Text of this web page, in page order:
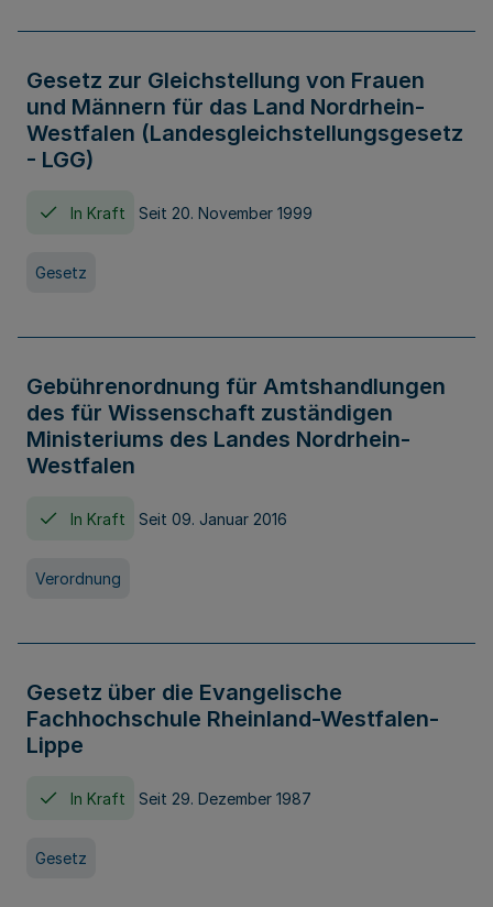
Gesetz zur Gleichstellung von Frauen
und Männern für das Land Nordrhein-
Westfalen (Landesgleichstellungsgesetz
- LGG)
In Kraft Seit 20. November 1999
Gesetz
Gebührenordnung für Amtshandlungen
des für Wissenschaft zuständigen
Ministeriums des Landes Nordrhein-
Westfalen
In Kraft Seit 09. Januar 2016
Verordnung
Gesetz über die Evangelische
Fachhochschule Rheinland-Westfalen-
Lippe
In Kraft Seit 29. Dezember 1987
Gesetz